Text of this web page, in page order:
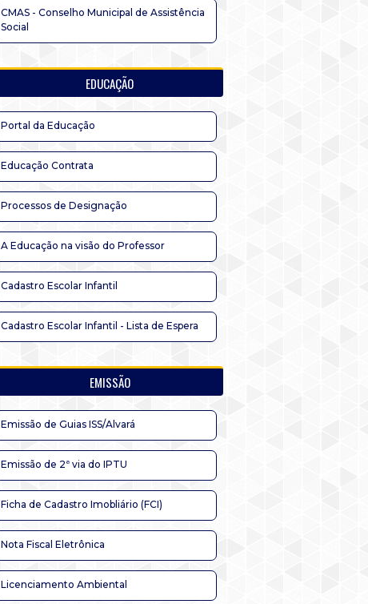
CMAS - Conselho Municipal de Assistência
Social
EDUCAÇÃO
Portal da Educação
Educação Contrata
Processos de Designação
A Educação na visão do Professor
Cadastro Escolar Infantil
Cadastro Escolar Infantil - Lista de Espera
EMISSÃO
Emissão de Guias ISS/Alvará
Emissão de 2ª via do IPTU
Ficha de Cadastro Imobliário (FCI)
Nota Fiscal Eletrônica
Licenciamento Ambiental